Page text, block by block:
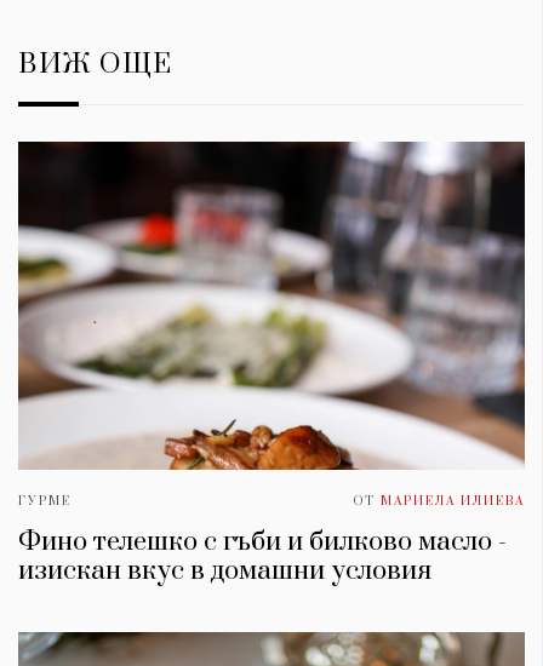
ВИЖ ОЩЕ
ГУРМЕ ОТ МАРИЕЛА ИЛИЕВА
Фино телешко с гъби и билково масло -
изискан вкус в домашни условия